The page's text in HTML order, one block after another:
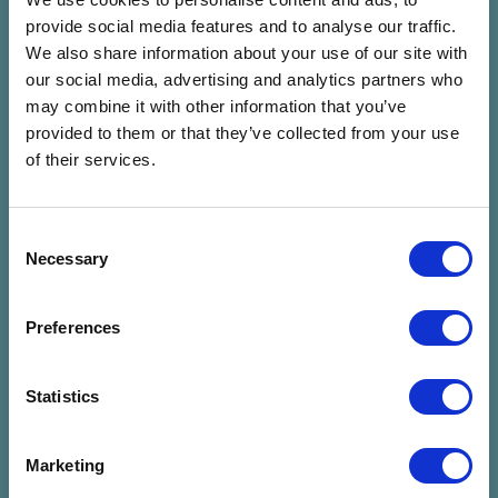
provide social media features and to analyse our traffic.
We also share information about your use of our site with
our social media, advertising and analytics partners who
may combine it with other information that you’ve
provided to them or that they’ve collected from your use
of their services.
Selection
Necessary
Preferences
Statistics
Marketing
07.24. P 22:00 - 23:30 (90
Lőtér x Közlekedési
Múzeum - Taliándörögd
Jegyvásárlás
07.24. P 23:00 - 00:30 (90
Panoráma Színpad -
Kapolcs
Jegyvásárlás
FIÚK
07.25. Szo 20:00 - 21:00 (60
Múzeum - Taliándörögd
José González (SE)
07.25. Szo 20:30 - 22:00 (90
Hiperkarma